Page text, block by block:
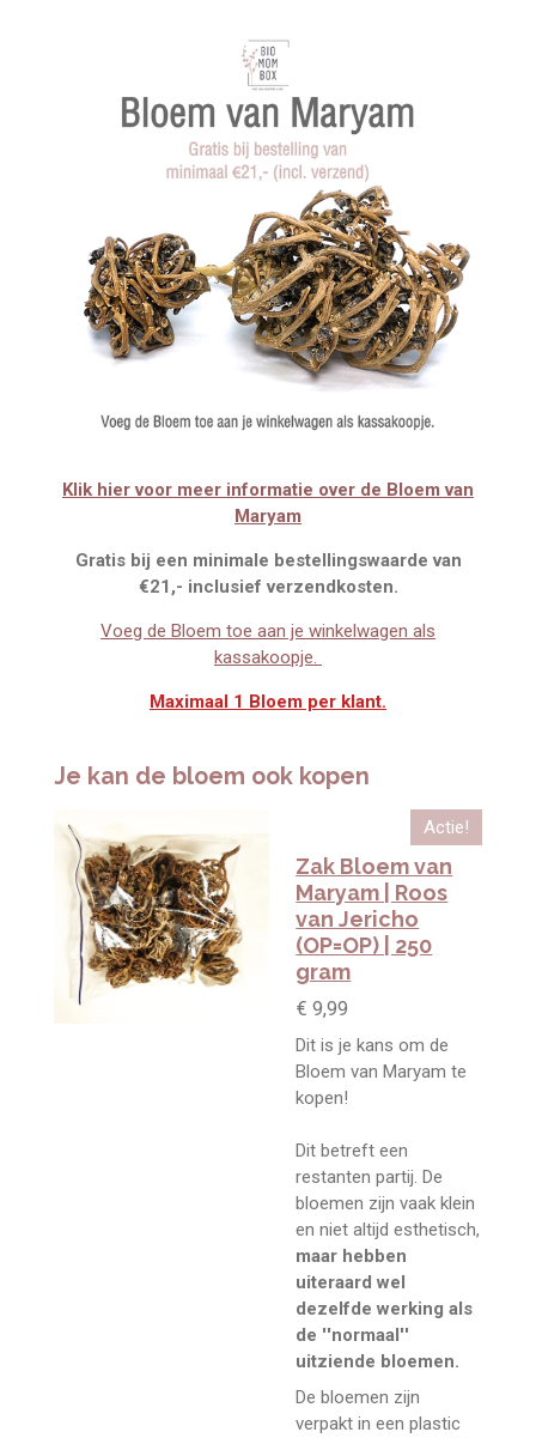
Klik hier voor meer informatie over de Bloem van
Maryam
Gratis bij een minimale bestellingswaarde van
€21,- inclusief verzendkosten.
Voeg de Bloem toe aan je winkelwagen als
kassakoopje.
Maximaal 1 Bloem per klant.
Je kan de bloem ook kopen
Actie!
Zak Bloem van
Maryam | Roos
van Jericho
(OP=OP) | 250
gram
€ 9,99
Dit is je kans om de
Bloem van Maryam te
kopen!
Dit betreft een
restanten partij. De
bloemen zijn vaak klein
en niet altijd esthetisch,
maar hebben
uiteraard wel
dezelfde werking als
de ''normaal''
uitziende bloemen.
De bloemen zijn
verpakt in een plastic